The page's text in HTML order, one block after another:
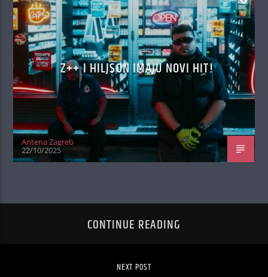
Z++ I HILJSON IMAJU NOVI HIT!
Antena Zagreb
22/10/2025
CONTINUE READING
NEXT POST